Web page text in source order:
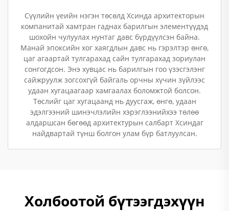
Сүүлийн үеийн нэгэн төсөлд Хсинда архитекторын
компанитай хамтран гаднах барилгын элементүүдэд
шохойн чулуулах нунтаг давс бүрдүүлсэн байна.
Манай эпоксийн хог хаягдлын давс нь гэрэлтэр өнгө,
цаг агаартай тулгарахад сайн тулгарахад зориулан
сонгогдсон. Энэ хувцас нь барилгын гоо үзэсгэлэнг
сайжруулж зогсохгүй байгаль орчны хүчин зүйлээс
удаан хугацаагаар хамгаалах боломжтой болсон.
Төслийг цаг хугацаанд нь дуусгаж, өнгө, удаан
эдэлгээний шинэчлэлийн хэрэглээнийхээ төлөө
алдаршсан бөгөөд архитектурын салбарт Хсиндаг
найдвартай түнш болгон улам бүр батлуулсан.
Холбоотой бүтээгдэхүүн